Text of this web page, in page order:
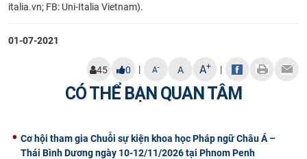
italia.vn; FB: Uni-Italia Vietnam).
01-07-2021
45 0 | A- A A+ |
CÓ THỂ BẠN QUAN TÂM
Cơ hội tham gia Chuỗi sự kiện khoa học Pháp ngữ Châu Á –
Thái Bình Dương ngày 10-12/11/2026 tại Phnom Penh